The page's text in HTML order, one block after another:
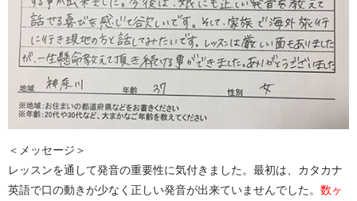
＜メッセージ＞
レッスンを通して発音の重要性に気付きました。最初は、カタカナ
英語で口の動きが少なく正しい発音が出来ていませんでした。 数ヶ